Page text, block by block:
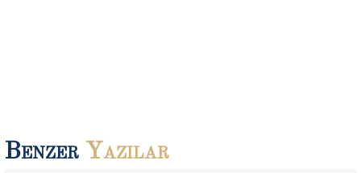
Benzer Yazılar